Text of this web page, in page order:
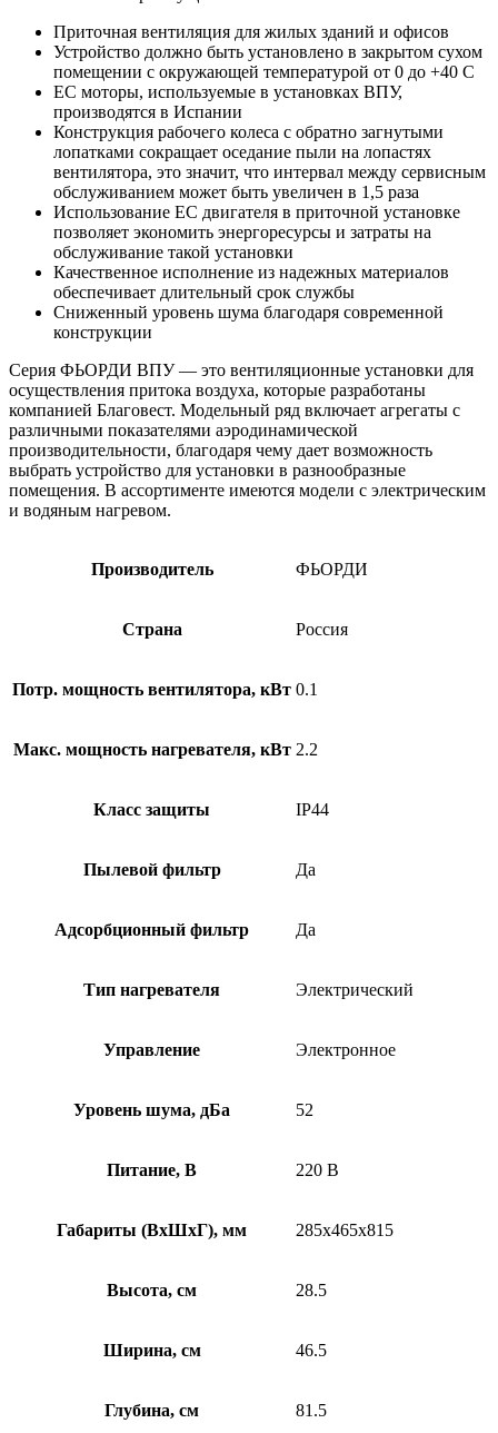
Приточная вентиляция для жилых зданий и офисов
Устройство должно быть установлено в закрытом сухом
помещении с окружающей температурой от 0 до +40 С
ЕС моторы, используемые в установках ВПУ,
производятся в Испании
Конструкция рабочего колеса с обратно загнутыми
лопатками сокращает оседание пыли на лопастях
вентилятора, это значит, что интервал между сервисным
обслуживанием может быть увеличен в 1,5 раза
Использование ЕС двигателя в приточной установке
позволяет экономить энергоресурсы и затраты на
обслуживание такой установки
Качественное исполнение из надежных материалов
обеспечивает длительный срок службы
Сниженный уровень шума благодаря современной
конструкции
Серия ФЬОРДИ ВПУ — это вентиляционные установки для
осуществления притока воздуха, которые разработаны
компанией Благовест. Модельный ряд включает агрегаты с
различными показателями аэродинамической
производительности, благодаря чему дает возможность
выбрать устройство для установки в разнообразные
помещения. В ассортименте имеются модели с электрическим
и водяным нагревом.
Производитель ФЬОРДИ
Страна Россия
Потр. мощность вентилятора, кВт 0.1
Макс. мощность нагревателя, кВт 2.2
Класс защиты IP44
Пылевой фильтр Да
Адсорбционный фильтр Да
Тип нагревателя Электрический
Управление Электронное
Уровень шума, дБа 52
Питание, В 220 В
Габариты (ВхШхГ), мм 285х465х815
Высота, см 28.5
Ширина, см 46.5
Глубина, см 81.5